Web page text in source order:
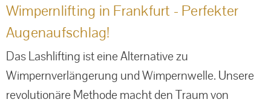
Wimpernlifting in Frankfurt - Perfekter
Augenaufschlag!
Das Lashlifting ist eine Alternative zu
Wimpernverlängerung und Wimpernwelle. Unsere
revolutionäre Methode macht den Traum von
Retinol Peeling
Unterspritzung